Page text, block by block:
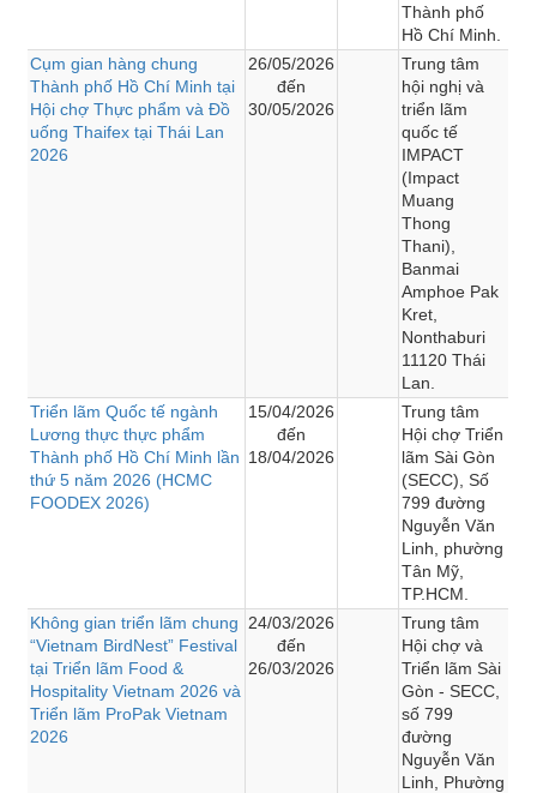
Thành phố
Hồ Chí Minh.
Cụm gian hàng chung
Thành phố Hồ Chí Minh tại
Hội chợ Thực phẩm và Đồ
uống Thaifex tại Thái Lan
2026
26/05/2026
đến
30/05/2026
Trung tâm
hội nghị và
triển lãm
quốc tế
IMPACT
(Impact
Muang
Thong
Thani),
Banmai
Amphoe Pak
Kret,
Nonthaburi
11120 Thái
Lan.
Triển lãm Quốc tế ngành
Lương thực thực phẩm
Thành phố Hồ Chí Minh lần
thứ 5 năm 2026 (HCMC
FOODEX 2026)
15/04/2026
đến
18/04/2026
Trung tâm
Hội chợ Triển
lãm Sài Gòn
(SECC), Số
799 đường
Nguyễn Văn
Linh, phường
Tân Mỹ,
TP.HCM.
Không gian triển lãm chung
“Vietnam BirdNest” Festival
tại Triển lãm Food &
Hospitality Vietnam 2026 và
Triển lãm ProPak Vietnam
2026
24/03/2026
đến
26/03/2026
Trung tâm
Hội chợ và
Triển lãm Sài
Gòn - SECC,
số 799
đường
Nguyễn Văn
Linh, Phường